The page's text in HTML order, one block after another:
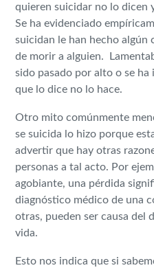
quieren suicidar no lo dicen
Se ha evidenciado
suicidan le han hecho algún
de morir a alguien.
sido pasado por alto o se ha
que lo dice no lo hace.
Otro mito comúnmente
se suicida lo hizo porque
advertir que hay otras
personas a tal acto. Por
agobiante, una pérdida
diagnóstico médico de una
otras, pueden ser causa del
vida.
Esto nos indica que si